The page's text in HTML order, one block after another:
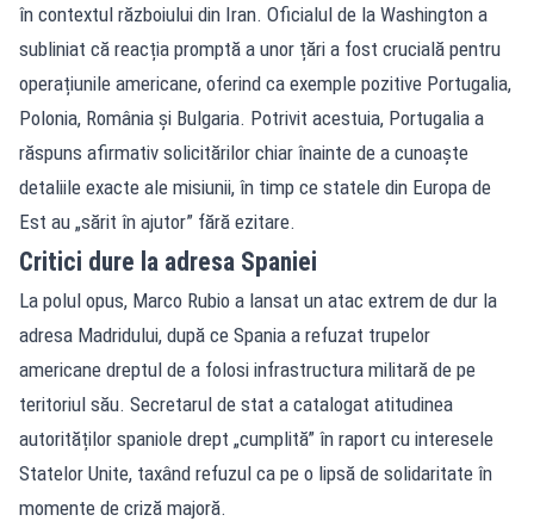
în contextul războiului din Iran. Oficialul de la Washington a
subliniat că reacția promptă a unor țări a fost crucială pentru
operațiunile americane, oferind ca exemple pozitive Portugalia,
Polonia, România și Bulgaria. Potrivit acestuia, Portugalia a
răspuns afirmativ solicitărilor chiar înainte de a cunoaște
detaliile exacte ale misiunii, în timp ce statele din Europa de
Est au „sărit în ajutor” fără ezitare.
Critici dure la adresa Spaniei
La polul opus, Marco Rubio a lansat un atac extrem de dur la
adresa Madridului, după ce Spania a refuzat trupelor
americane dreptul de a folosi infrastructura militară de pe
teritoriul său. Secretarul de stat a catalogat atitudinea
autorităților spaniole drept „cumplită” în raport cu interesele
Statelor Unite, taxând refuzul ca pe o lipsă de solidaritate în
momente de criză majoră.